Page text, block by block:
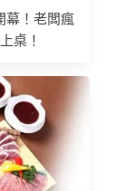
幕！老闆瘋
桌！